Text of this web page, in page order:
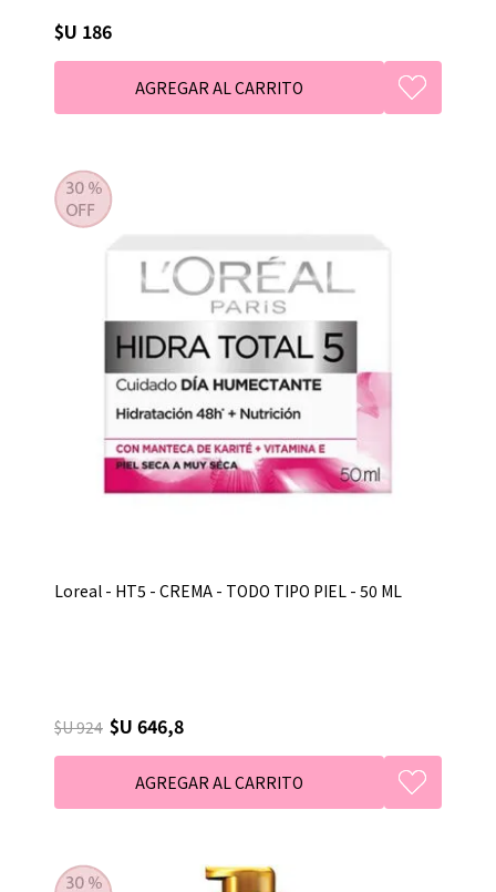
$U 186
Loreal - HT5 - CREMA - TODO TIPO PIEL - 50 ML
$U 924 $U 646,8